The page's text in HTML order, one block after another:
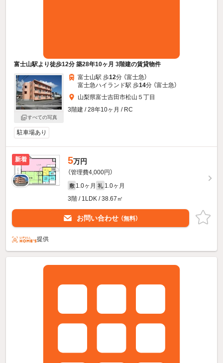
富士山駅より徒歩12分 築28年10ヶ月 3階建の賃貸物件
すべての写真
富士山駅 歩12分 （富士急）
富士急ハイランド駅 歩14分 （富士急）
山梨県富士吉田市松山５丁目
3階建 / 28年10ヶ月 / RC
駐車場あり
新着 5万円
（管理費4,000円）
敷 1.0ヶ月 礼 1.0ヶ月
3階 / 1LDK / 38.67㎡
お問い合わせ （無料）
提供